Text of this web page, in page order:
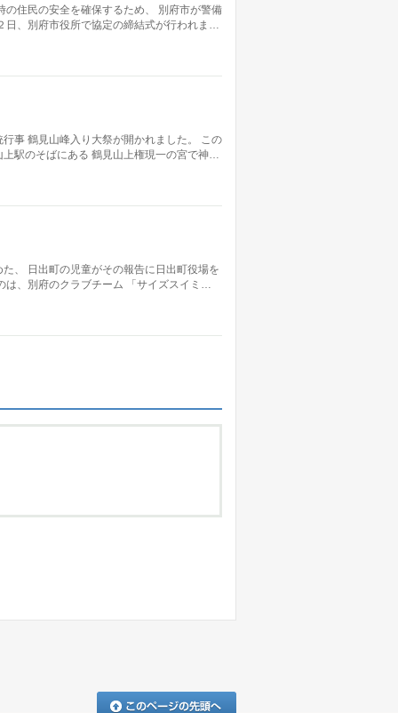
住民の安全を確保するため、 別府市が警備
日、別府市役所で協定の締結式が行われま…
事 鶴見山峰入り大祭が開かれました。 この
駅のそばにある 鶴見山上権現一の宮で神…
、 日出町の児童がその報告に日出町役場を
は、別府のクラブチーム 「サイズスイミ…